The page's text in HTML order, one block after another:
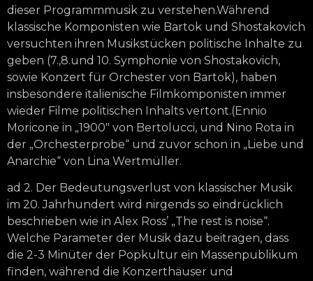
dieser Programmmusik zu verstehen.Während
klassische Komponisten wie Bartok und Shostakovich
versuchten ihren Musikstücken politische Inhalte zu
geben (7.,8.und 10. Symphonie von Shostakovich,
sowie Konzert für Orchester von Bartok), haben
insbesondere italienische Filmkomponisten immer
wieder Filme politischen Inhalts vertont.(Ennio
Moricone in „1900″ von Bertolucci, und Nino Rota in
der „Orchesterprobe“ und zuvor schon in „Liebe und
Anarchie“ von Lina Wertmüller.
ad 2. Der Bedeutungsverlust von klassischer Musik
im 20. Jahrhundert wird nirgends so eindrücklich
beschrieben wie in Alex Ross’ „The rest is noise“.
Welche Parameter der Musik dazu beitragen, dass
die 2-3 Minüter der Popkultur ein Massenpublikum
finden, während die Konzerthäuser und